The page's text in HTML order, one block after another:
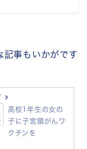
記事もいかがです
高校1年生の女の
子に子宮頸がんワ
クチンを